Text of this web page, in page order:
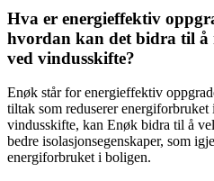
Hva er energieffektiv
hvordan kan det bidra til å
ved vindusskifte?
Enøk står for energieffektiv
tiltak som reduserer
vindusskifte, kan Enøk bidra til å
bedre isolasjonsegenskaper, som
energiforbruket i boligen.